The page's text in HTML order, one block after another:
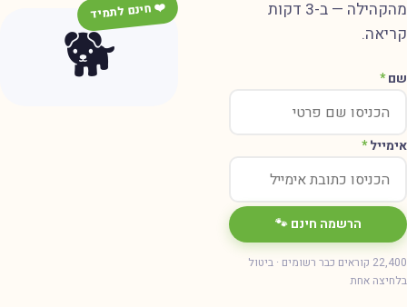
מהקהילה — ב-3 דקות
*
*
הרשמה חינם 🐾
22,400 קוראים כבר רשומים · ביטול
אחת
🐕
❤️ חינם לתמיד